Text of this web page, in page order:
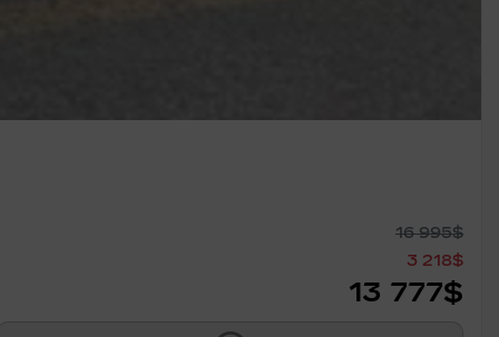
16 995$
3 218$
13 777$